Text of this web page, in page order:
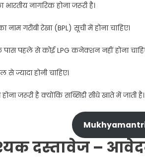
भारतीय नागरिक होना जरूरी है।
गरीबी रेखा (BPL) सूची में होना चाहिए।
पास पहले से कोई LPG कनेक्शन नहीं होना
से ज्यादा होनी चाहिए।
जरूरी है क्योंकि सब्सिडी सीधे खाते में जाती है।
दस्तावेज –